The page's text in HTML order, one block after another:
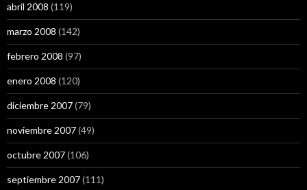
abril 2008 (119)
marzo 2008 (142)
febrero 2008 (97)
enero 2008 (120)
diciembre 2007(79)
noviembre 2007(49)
octubre 2007(106)
septiembre 2007(111)